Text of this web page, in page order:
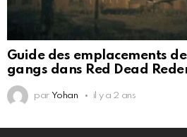
Guide des emplacements
gangs dans Red Dead
par Yohan il y a 2 ans